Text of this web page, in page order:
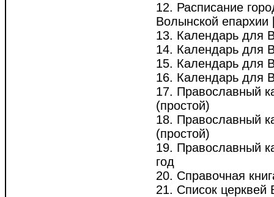
12. Расписание
Волынской епархии
13. Календарь для
14. Календарь для
15. Календарь для
16. Календарь для
17. Православный
(простой)
18. Православный
(простой)
19. Православный
год
20. Справочная
21. Список церквей